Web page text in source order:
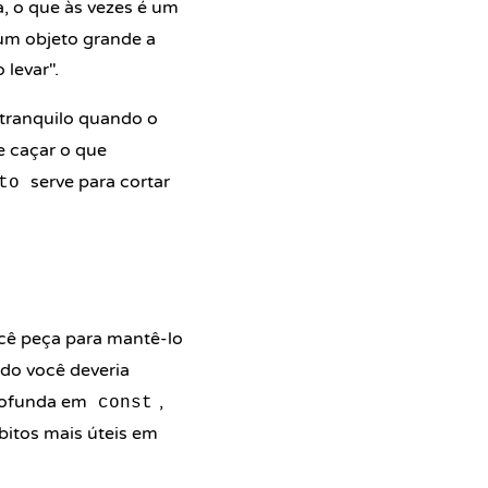
o que às vezes é um
objeto grande a
levar".
quando o
caçar o que
serve para cortar
peça para mantê-lo
você deveria
em
const ,
mais úteis em